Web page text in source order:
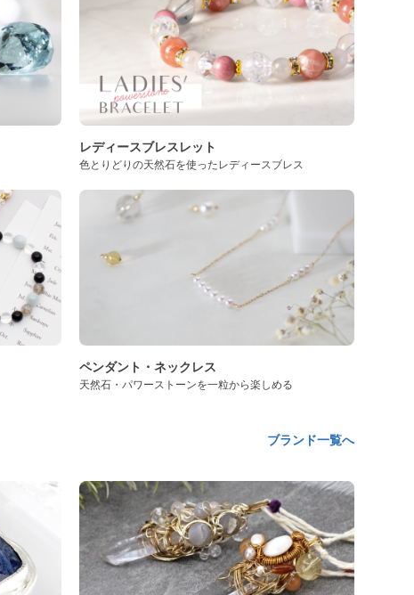
レディースブレスレット
色とりどりの天然石を使ったレディースブレス
ペンダント・ネックレス
天然石・パワーストーンを一粒から楽しめる
ブランド一覧へ